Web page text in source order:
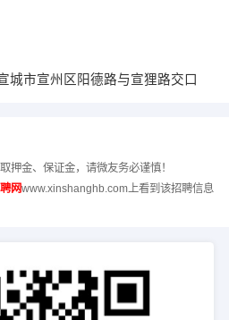
城市宣州区阳德路与宣狸路交口
押金、保证金，请微友务必谨慎！
网www.xinshanghb.com上看到该招聘信息